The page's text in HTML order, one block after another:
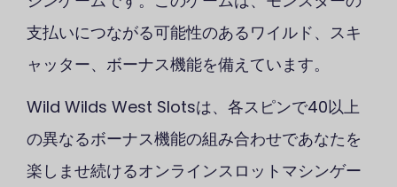
支払いにつながる可能性のあるワイルド、スキ
ャッター、ボーナス機能を備えています。
Wild Wilds West Slotsは、各スピンで40以上
の異なるボーナス機能の組み合わせであなたを
楽しませ続けるオンラインスロットマシンゲー